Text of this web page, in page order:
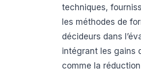
techniques,
les méthodes de
décideurs dans
intégrant les gains
comme la